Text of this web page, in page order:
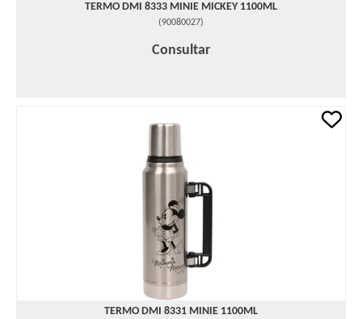
TERMO DMI 8333 MINIE MICKEY 1100ML
(90080027)
Consultar
TERMO DMI 8331 MINIE 1100ML